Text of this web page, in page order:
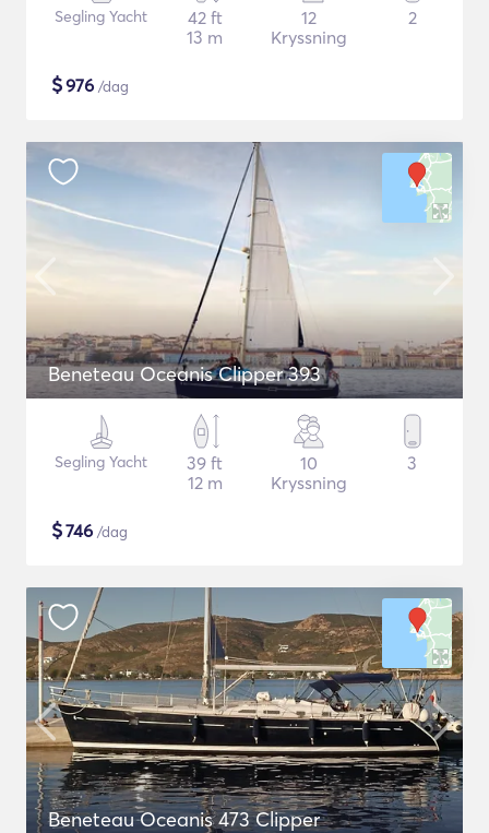
Segling Yacht
42 ft
13 m
12
Kryssning
2
$976 /dag
Beneteau Oceanis Clipper 393
Segling Yacht
39 ft
12 m
10
Kryssning
3
$746 /dag
Beneteau Oceanis 473 Clipper